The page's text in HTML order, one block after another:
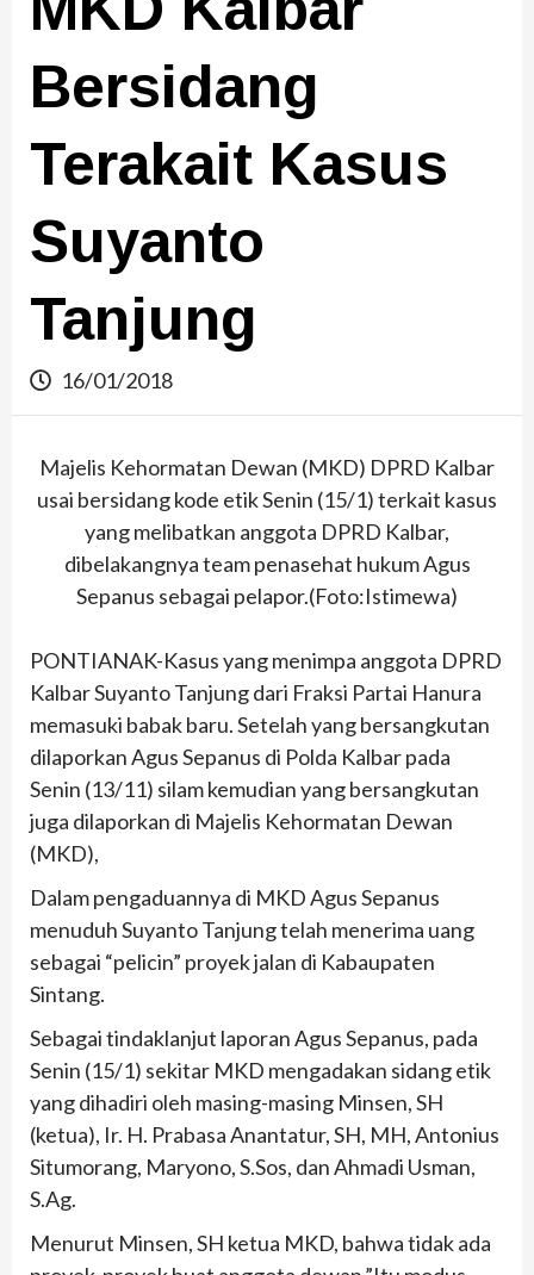
Bersidang
Terakait Kasus
Suyanto
Tanjung
16/01/2018
Majelis Kehormatan Dewan (MKD) DPRD Kalbar
usai bersidang kode etik Senin (15/1) terkait kasus
yang melibatkan anggota DPRD Kalbar,
dibelakangnya team penasehat hukum Agus
Sepanus sebagai pelapor.(Foto:Istimewa)
PONTIANAK-Kasus yang menimpa anggota DPRD
Kalbar Suyanto Tanjung dari Fraksi Partai Hanura
memasuki babak baru. Setelah yang bersangkutan
dilaporkan Agus Sepanus di Polda Kalbar pada
Senin (13/11) silam kemudian yang bersangkutan
juga dilaporkan di Majelis Kehormatan Dewan
(MKD),
Dalam pengaduannya di MKD Agus Sepanus
menuduh Suyanto Tanjung telah menerima uang
sebagai “pelicin” proyek jalan di Kabaupaten
Sintang.
Sebagai tindaklanjut laporan Agus Sepanus, pada
Senin (15/1) sekitar MKD mengadakan sidang etik
yang dihadiri oleh masing-masing Minsen, SH
(ketua), Ir. H. Prabasa Anantatur, SH, MH, Antonius
Situmorang, Maryono, S.Sos, dan Ahmadi Usman,
S.Ag.
Menurut Minsen, SH ketua MKD, bahwa tidak ada